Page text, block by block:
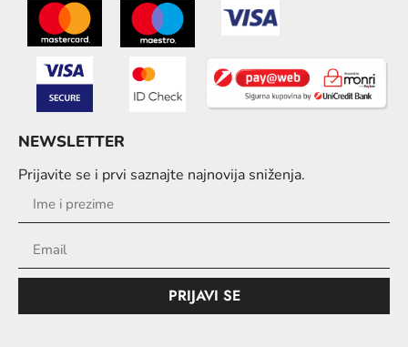
NEWSLETTER
Prijavite se i prvi saznajte najnovija sniženja.
PRIJAVI SE